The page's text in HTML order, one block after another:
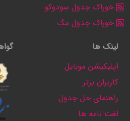
خوراک جدول سودوکو
خوراک جدول مگ
لینک ها
اپلیکیشن موبایل
کاربران برتر
راهنمای حل جدول
لغت نامه ها